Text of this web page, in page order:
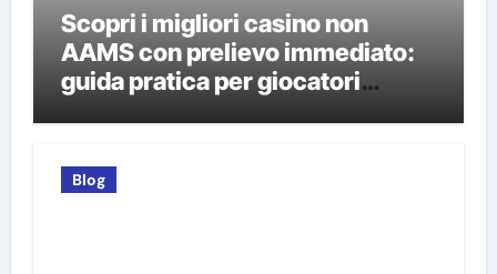
Scopri i migliori casino non
AAMS con prelievo immediato:
guida pratica per giocatori
Blog